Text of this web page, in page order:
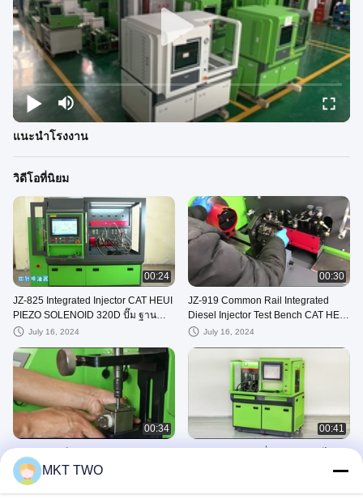
แนะนำโรงงาน
วิดีโอที่นิยม
00:24
JZ-825 Integrated Injector CAT HEUI
PIEZO SOLENOID 320D ปั๊ม ฐาน
ทดสอบรถไฟฟ้าทั่วไป
July 16, 2024
00:30
JZ-919 Common Rail Integrated
Diesel Injector Test Bench CAT HEUI
EUI EUP การทดสอบเครื่องฉีดน้ํามัน
July 16, 2024
00:34
JZ-916 เบนจ์ทดสอบบูรณาการ
July 17, 2024
00:41
MKT TWO